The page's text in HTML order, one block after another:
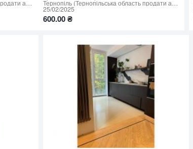
Тернопіль (Тернопільська область продати або придбати) Тернопіль (Тернопільська область продати або придбати)
25/02/2025
600.00 ₴